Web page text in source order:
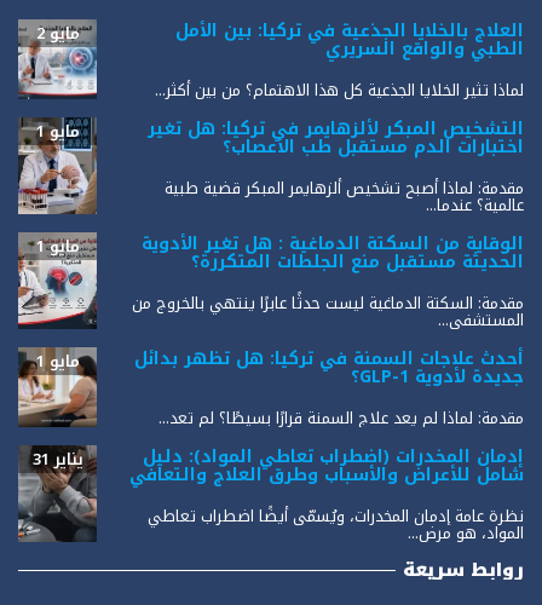
العلاج بالخلايا الجذعية في تركيا: بين الأمل
الطبي والواقع السريري
مايو 2
لماذا تثير الخلايا الجذعية كل هذا الاهتمام؟ من بين أكثر...
التشخيص المبكر لألزهايمر في تركيا: هل تغير
اختبارات الدم مستقبل طب الأعصاب؟
مايو 1
مقدمة: لماذا أصبح تشخيص ألزهايمر المبكر قضية طبية
عالمية؟ عندما...
الوقاية من السكتة الدماغية : هل تغير الأدوية
الحديثة مستقبل منع الجلطات المتكررة؟
مايو 1
مقدمة: السكتة الدماغية ليست حدثًا عابرًا ينتهي بالخروج من
المستشفى...
أحدث علاجات السمنة في تركيا: هل تظهر بدائل
جديدة لأدوية GLP-1؟
مايو 1
مقدمة: لماذا لم يعد علاج السمنة قرارًا بسيطًا؟ لم تعد...
إدمان المخدرات (اضطراب تعاطي المواد): دليل
شامل للأعراض والأسباب وطرق العلاج والتعافي
يناير 31
نظرة عامة إدمان المخدرات، ويُسمّى أيضًا اضطراب تعاطي
المواد، هو مرض...
روابط سريعة